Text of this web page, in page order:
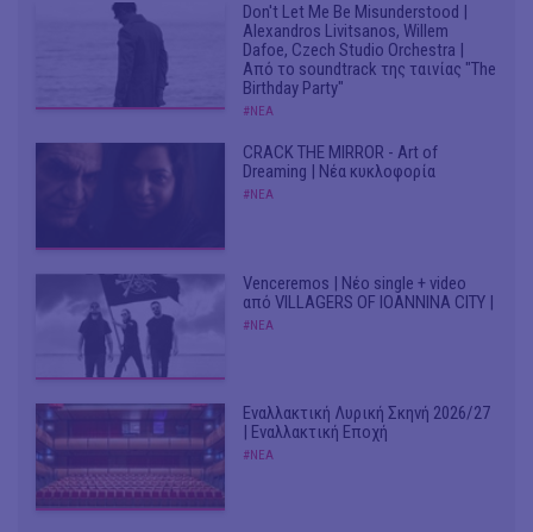
Don't Let Me Be Misunderstood |
Alexandros Livitsanos, Willem
Dafoe, Czech Studio Orchestra |
Από το soundtrack της ταινίας "The
Birthday Party"
#ΝΕΑ
CRACK THE MIRROR - Art of
Dreaming | Νέα κυκλοφορία
#ΝΕΑ
Venceremos | Νέο single + video
από VILLAGERS OF IOANNINA CITY |
#ΝΕΑ
Εναλλακτική Λυρική Σκηνή 2026/27
| Εναλλακτική Εποχή
#ΝΕΑ